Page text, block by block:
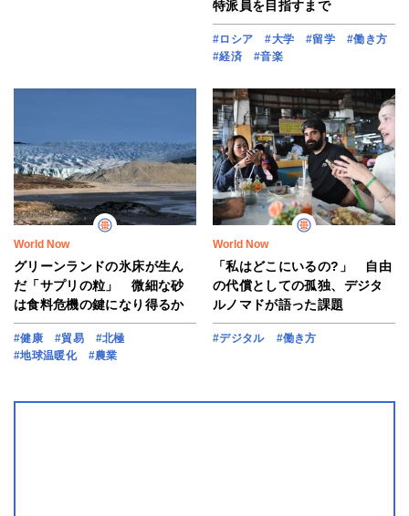
特派員を目指すまで
#ロシア #大学 #留学
#働き方
#経済
#音楽
World Now
グリーンランドの氷床が生ん
だ「サプリの粒」 微細な砂
は食料危機の鍵になり得るか
#健康 #貿易
#北極
#地球温暖化
#農業
World Now
「私はどこにいるの?」 自由
の代償としての孤独、デジタ
ルノマドが語った課題
#デジタル #働き方